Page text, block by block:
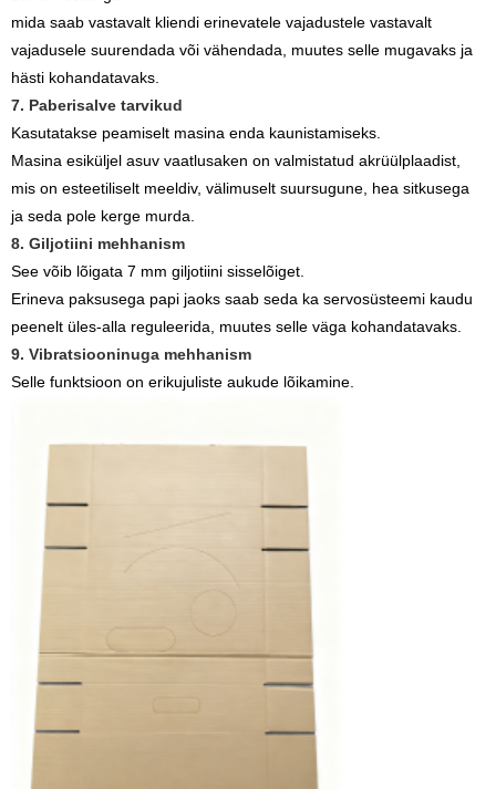
mida saab vastavalt kliendi erinevatele vajadustele vastavalt
vajadusele suurendada või vähendada, muutes selle mugavaks ja
hästi kohandatavaks.
7. Paberisalve tarvikud
Kasutatakse peamiselt masina enda kaunistamiseks.
Masina esiküljel asuv vaatlusaken on valmistatud akrüülplaadist,
mis on esteetiliselt meeldiv, välimuselt suursugune, hea sitkusega
ja seda pole kerge murda.
8. Giljotiini mehhanism
See võib lõigata 7 mm giljotiini sisselõiget.
Erineva paksusega papi jaoks saab seda ka servosüsteemi kaudu
peenelt üles-alla reguleerida, muutes selle väga kohandatavaks.
9. Vibratsiooninuga mehhanism
Selle funktsioon on erikujuliste aukude lõikamine.